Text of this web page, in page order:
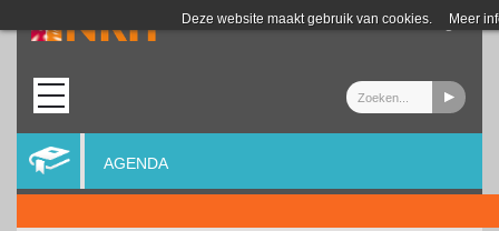
Deze website maakt gebruik van cookies. Meer
Login
AGENDA